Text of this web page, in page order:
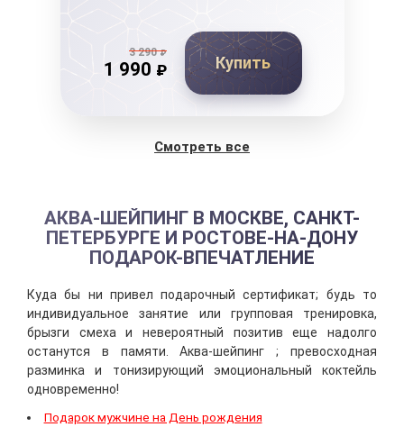
3 290₽
1 990 ₽ Купить
Смотреть все
АКВА-ШЕЙПИНГ В МОСКВЕ, САНКТ-
ПЕТЕРБУРГЕ И РОСТОВЕ-НА-ДОНУ
ПОДАРОК-ВПЕЧАТЛЕНИЕ
Куда бы ни привел подарочный сертификат; будь то
индивидуальное занятие или групповая тренировка,
брызги смеха и невероятный позитив еще надолго
останутся в памяти. Аква-шейпинг ; превосходная
разминка и тонизирующий эмоциональный коктейль
одновременно!
Подарок мужчине на День рождения